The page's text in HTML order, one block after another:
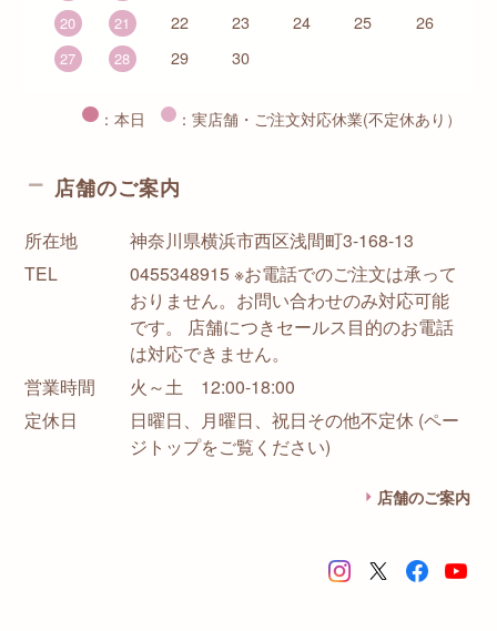
20 21 22 23 24 25 26
27 28 29 30
：本日 ：実店舗・ご注文対応休業(不定休あり）
店舗のご案内
所在地
神奈川県横浜市西区浅間町3-168-13
TEL
0455348915 ※お電話でのご注文は承って
おりません。お問い合わせのみ対応可能
です。 店舗につきセールス目的のお電話
は対応できません。
営業時間
火～土 12:00-18:00
定休日
日曜日、月曜日、祝日その他不定休 (ペー
ジトップをご覧ください)
店舗のご案内